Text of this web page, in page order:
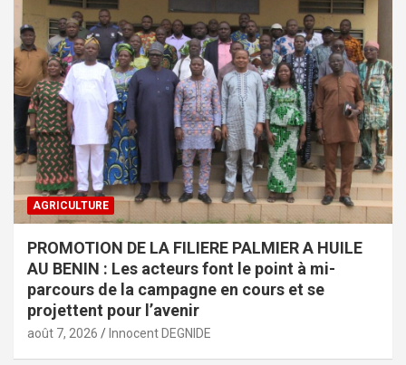
AGRICULTURE
PROMOTION DE LA FILIERE PALMIER A HUILE
AU BENIN : Les acteurs font le point à mi-
parcours de la campagne en cours et se
projettent pour l’avenir
août 7, 2026 Innocent DEGNIDE